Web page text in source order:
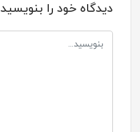
دیدگاه خود را بنویسید